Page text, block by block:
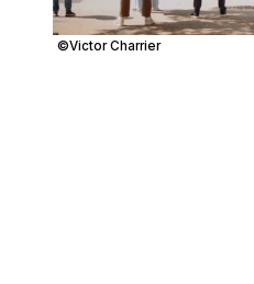
©Victor Charrier